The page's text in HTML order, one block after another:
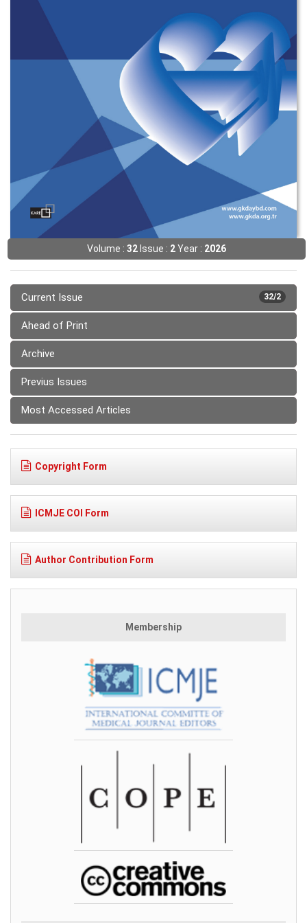
Volume : 32Issue : 2Year : 2026
32/2
Current Issue
Ahead of Print
Archive
Previus Issues
Most Accessed Articles
Copyright Form
ICMJE COI Form
Author Contribution Form
Membership